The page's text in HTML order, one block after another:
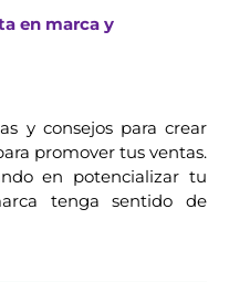
en marca y
y consejos para crear
promover tus ventas.
en potencializar tu
tenga sentido de